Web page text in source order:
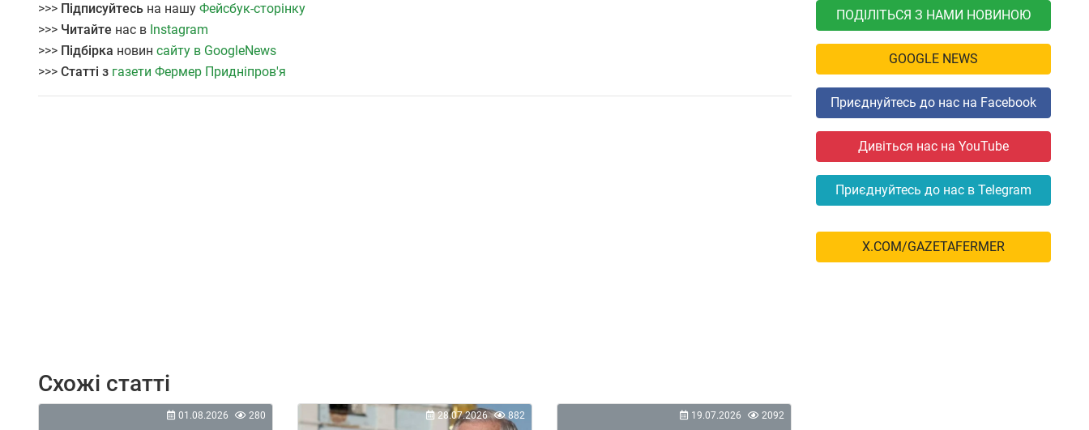
>>> Підписуйтесь на нашу Фейсбук-сторінку
>>> Читайте нас в Instagram
>>> Підбірка новин сайту в GoogleNews
>>> Статті з газети Фермер Придніпров'я
Схожі статті
01.08.2026 280 28.07.2026 882 19.07.2026 2092
ПОДІЛІТЬСЯ З НАМИ НОВИНОЮ
GOOGLE NEWS
Приєднуйтесь до нас на Facebook
Дивіться нас на YouTube
Приєднуйтесь до нас в Telegram
X.COM/GAZETAFERMER